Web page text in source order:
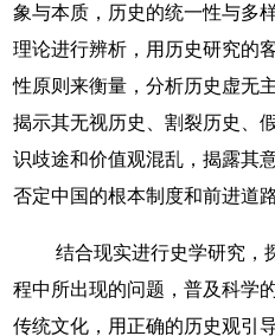
象与本质，历史的统一性与多
理论进行辨析，用历史研究的
性原则来衡量，分析历史虚无
揭示其无视历史、割裂历史、
识歧途和价值观混乱，揭露其
否定中国的根本制度和前进道
结合现实进行史学研究，
程中所出现的问题，普及科学
传统文化，用正确的历史观引